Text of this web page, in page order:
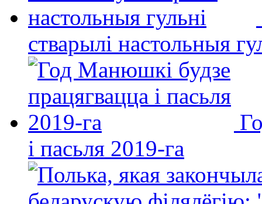
стварылі настольныя
і пасьля 2019-га